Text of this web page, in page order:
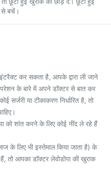
से बचें।
कर सकता है, आपके द्वारा ली जाने
के बारे में अपने डॉक्टर से बात कर
या टीकाकरण निर्धारित है, तो
को शांत करने के लिए कोई नींद ले रहे हैं
के लिए भी इस्तेमाल किया जाता है) के
तो आपका डॉक्टर लेवोडोपा की खुराक